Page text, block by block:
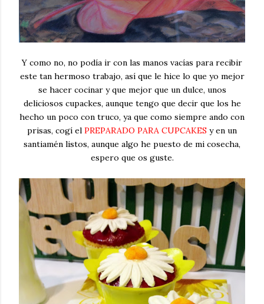
Y como no, no podía ir con las manos vacías para recibir
este tan hermoso trabajo, así que le hice lo que yo mejor
se hacer cocinar y que mejor que un dulce, unos
deliciosos cupackes, aunque tengo que decir que los he
hecho un poco con truco, ya que como siempre ando con
prisas, cogí el PREPARADO PARA CUPCAKES y en un
santiamén listos, aunque algo he puesto de mi cosecha,
espero que os guste.